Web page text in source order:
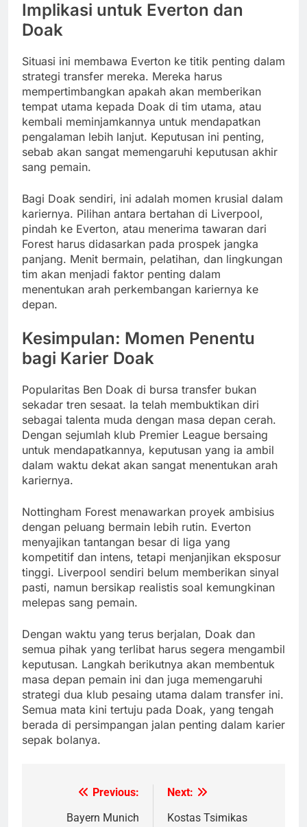
Implikasi untuk Everton dan
Doak
Situasi ini membawa Everton ke titik penting dalam
strategi transfer mereka. Mereka harus
mempertimbangkan apakah akan memberikan
tempat utama kepada Doak di tim utama, atau
kembali meminjamkannya untuk mendapatkan
pengalaman lebih lanjut. Keputusan ini penting,
sebab akan sangat memengaruhi keputusan akhir
sang pemain.
Bagi Doak sendiri, ini adalah momen krusial dalam
kariernya. Pilihan antara bertahan di Liverpool,
pindah ke Everton, atau menerima tawaran dari
Forest harus didasarkan pada prospek jangka
panjang. Menit bermain, pelatihan, dan lingkungan
tim akan menjadi faktor penting dalam
menentukan arah perkembangan kariernya ke
depan.
Kesimpulan: Momen Penentu
bagi Karier Doak
Popularitas Ben Doak di bursa transfer bukan
sekadar tren sesaat. Ia telah membuktikan diri
sebagai talenta muda dengan masa depan cerah.
Dengan sejumlah klub Premier League bersaing
untuk mendapatkannya, keputusan yang ia ambil
dalam waktu dekat akan sangat menentukan arah
kariernya.
Nottingham Forest menawarkan proyek ambisius
dengan peluang bermain lebih rutin. Everton
menyajikan tantangan besar di liga yang
kompetitif dan intens, tetapi menjanjikan eksposur
tinggi. Liverpool sendiri belum memberikan sinyal
pasti, namun bersikap realistis soal kemungkinan
melepas sang pemain.
Dengan waktu yang terus berjalan, Doak dan
semua pihak yang terlibat harus segera mengambil
keputusan. Langkah berikutnya akan membentuk
masa depan pemain ini dan juga memengaruhi
strategi dua klub pesaing utama dalam transfer ini.
Semua mata kini tertuju pada Doak, yang tengah
berada di persimpangan jalan penting dalam karier
sepak bolanya.
navigation
Previous:
Bayern Munich
Next:
Kostas Tsimikas